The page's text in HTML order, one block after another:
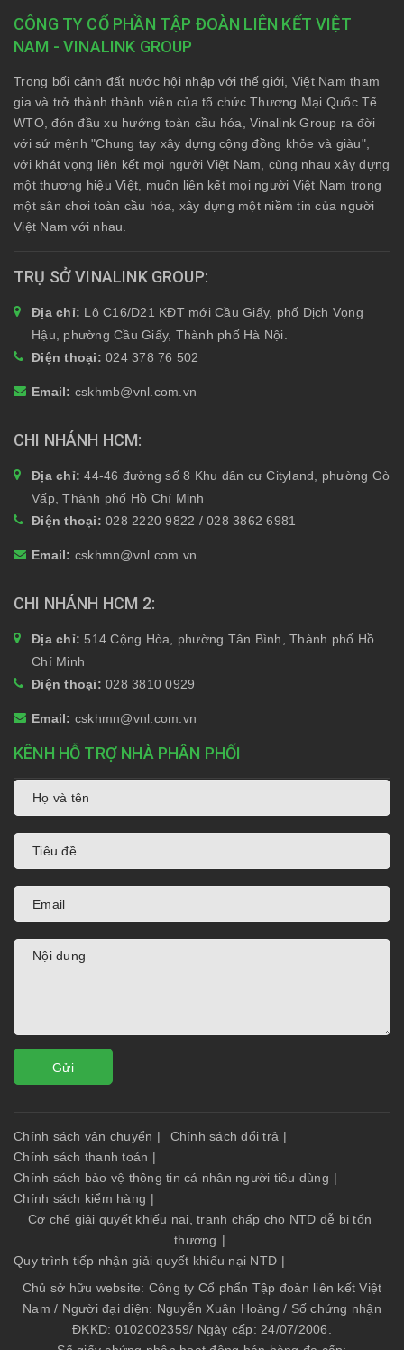
CÔNG TY CỔ PHẦN TẬP ĐOÀN LIÊN KẾT VIỆT
NAM - VINALINK GROUP
Trong bối cảnh đất nước hội nhập với thế giới, Việt Nam tham
gia và trở thành thành viên của tổ chức Thương Mại Quốc Tế
WTO, đón đầu xu hướng toàn cầu hóa, Vinalink Group ra đời
với sứ mệnh "Chung tay xây dựng cộng đồng khỏe và giàu",
với khát vọng liên kết mọi người Việt Nam, cùng nhau xây dựng
một thương hiệu Việt, muốn liên kết mọi người Việt Nam trong
một sân chơi toàn cầu hóa, xây dựng một niềm tin của người
Việt Nam với nhau.
TRỤ SỞ VINALINK GROUP
Địa chỉ: Lô C16/D21 KĐT mới Cầu Giấy, phố Dịch Vọng
Hậu, phường Cầu Giấy, Thành phố Hà Nội.
Điện thoại: 024 378 76 502
Email: cskhmb@vnl.com.vn
CHI NHÁNH HCM
Địa chỉ:44-46 đường số 8 Khu dân cư Cityland, phường Gò
Vấp, Thành phố Hồ Chí Minh
Điện thoại: 028 2220 9822 / 028 3862 6981
Email: cskhmn@vnl.com.vn
CHI NHÁNH HCM 2
Địa chỉ: 514 Cộng Hòa, phường Tân Bình, Thành phố Hồ
Chí Minh
Điện thoại: 028 3810 0929
Email: cskhmn@vnl.com.vn
KÊNH HỖ TRỢ NHÀ PHÂN PHỐI
Gửi
Chính sách vận chuyển | Chính sách đổi trả |
Chính sách thanh toán |
Chính sách bảo vệ thông tin cá nhân người tiêu dùng |
Chính sách kiểm hàng |
Cơ chế giải quyết khiếu nại, tranh chấp cho NTD dễ bị tổn
thương |
Quy trình tiếp nhận giải quyết khiếu nại NTD |
Chủ sở hữu website: Công ty Cổ phẩn Tập đoàn liên kết Việt
Nam / Người đại diện: Nguyễn Xuân Hoàng / Số chứng nhận
ĐKKD: 0102002359/ Ngày cấp: 24/07/2006.